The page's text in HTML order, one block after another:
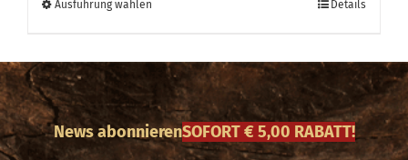
Ausführung wählen
weist
mehrere
Varianten
auf.
Details
News abonnierenSOFORT € 5,00 RABATT!